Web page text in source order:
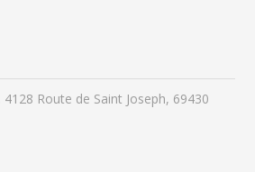
Route de Saint Joseph, 69430